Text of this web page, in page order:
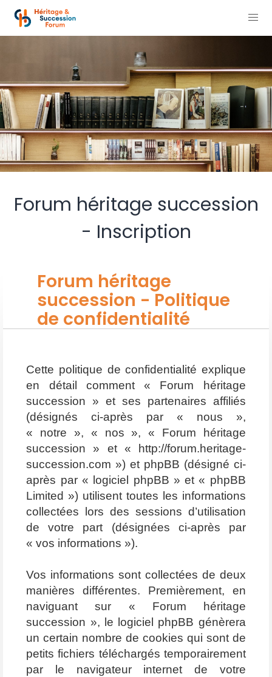
Forum héritage succession
- Inscription
Forum héritage
succession - Politique
de confidentialité
Cette politique de confidentialité explique
en détail comment « Forum héritage
succession » et ses partenaires affiliés
(désignés ci-après par « nous »,
« notre », « nos », « Forum héritage
succession » et « http://forum.heritage-
succession.com ») et phpBB (désigné ci-
après par « logiciel phpBB » et « phpBB
Limited ») utilisent toutes les informations
collectées lors des sessions d’utilisation
de votre part (désignées ci-après par
« vos informations »).
Vos informations sont collectées de deux
manières différentes. Premièrement, en
naviguant sur « Forum héritage
succession », le logiciel phpBB génèrera
un certain nombre de cookies qui sont de
petits fichiers téléchargés temporairement
par le navigateur internet de votre